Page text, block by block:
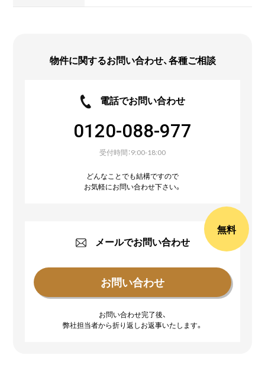
物件に関するお問い合わせ、各種ご相談
電話でお問い合わせ
0120-088-977
受付時間：9:00-18:00
どんなことでも結構ですので
お気軽にお問い合わせ下さい。
無料
メールでお問い合わせ
お問い合わせ完了後、
弊社担当者から折り返しお返事いたします。